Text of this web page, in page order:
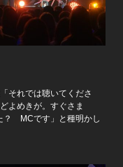
それでは聴いてくださ
よめきが。すぐさま
？ MCです」と種明かし